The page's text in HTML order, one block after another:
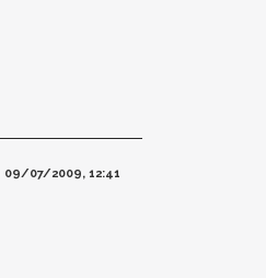
09/07/2009, 12:41